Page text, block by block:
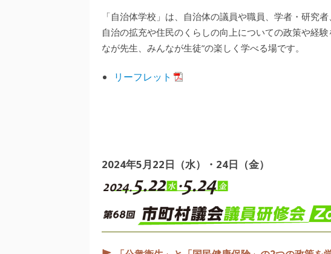
「自治体学校」は、自治体の議員や職員、学者・研究
自治の拡充や住民のくらしの向上についての政策や経
なが先生、みんなが生徒”の楽しく学べる場です。
リーフレット
2024年5月22日（水）・24日（金）